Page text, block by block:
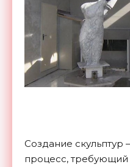
Создание
процесс, требующий